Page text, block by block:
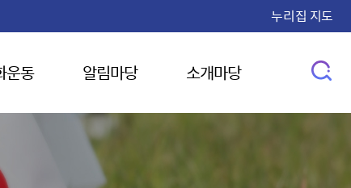
누리집 지도
운동 알림마당 소개마당